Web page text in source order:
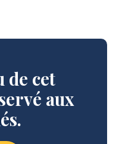
de cet
aux